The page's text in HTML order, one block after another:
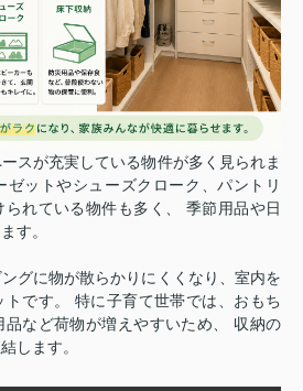
スが充実している物件が多く見られま
ゼットやシューズクローク、パントリ
れている物件も多く、 季節用品や日
す。
グに物が散らかりにくくなり、室内を
です。 特に子育て世帯では、おもち
品など荷物が増えやすいため、 収納の
します。